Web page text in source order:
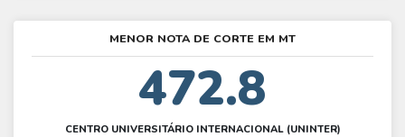
MENOR NOTA DE CORTE EM MT
472.8
CENTRO UNIVERSITÁRIO INTERNACIONAL (UNINTER)